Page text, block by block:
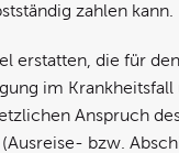
zahlen kann.
erstatten, die für
im Krankheitsfall
Anspruch
bzw.